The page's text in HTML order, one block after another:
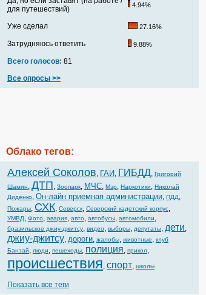
для путешествий)
4.94%
Уже сделал 27.16%
Затрудняюсь ответить 9.88%
Всего голосов: 81
Все опросы >>
Облако тегов:
Алексей Соколов, ГАИ, ГИБДД, Григорий
Шамин, ДТП, Зоопарк, МЧС, Мэр, Наркотики, Николай
Диденко, Он-лайн приемная администрации, ПДД,
Пожары, СХК, Северск, Северский кадетский корпус,
УМВД, Фото, авария, авто, автобусы, автомобили,
бразильское джиу-джитсу, видео, выборы, депутаты, дети,
джиу-джитсу, дороги, жалобы, животные, клуб
Банзай, люди, пешеходы, полиция, прикол,
происшествия, спорт, школы
Показать все теги